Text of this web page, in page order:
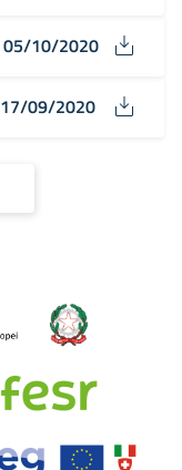
05/10/2020
17/09/2020